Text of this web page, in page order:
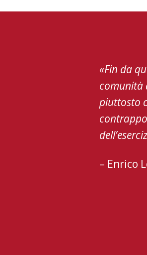
«Fin da
comunità
piuttosto
– Enrico